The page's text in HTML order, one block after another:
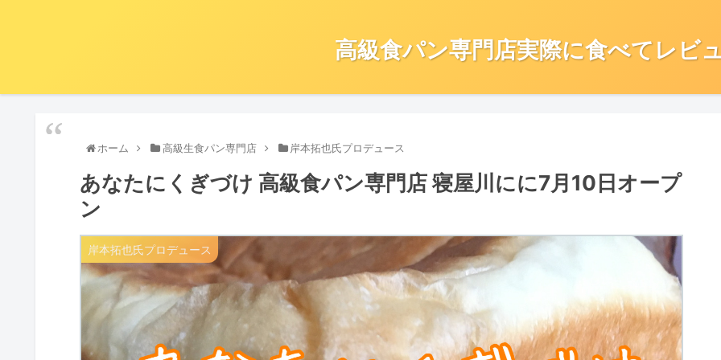
高級食パン専門店実際に食べてレビ
ホーム 高級生食パン専門店 岸本拓也氏プロデュース
あなたにくぎづけ 高級食パン専門店 寝屋川にに7月10日オープ
ン
岸本拓也氏プロデュース